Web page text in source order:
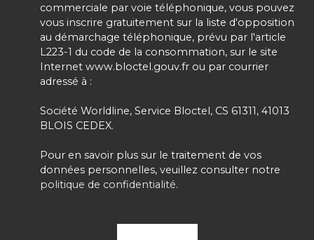
commerciale par voie téléphonique, vous pouvez
vous inscrire gratuitement sur la liste d'opposition
au démarchage téléphonique, prévu par l'article
L223-1 du code de la consommation, sur le site
Internet www.bloctel.gouv.fr ou par courrier
adressé à :
Société Worldline, Service Bloctel, CS 61311, 41013
BLOIS CEDEX.
Pour en savoir plus sur le traitement de vos
données personnelles, veuillez consulter notre
politique de confidentialité.